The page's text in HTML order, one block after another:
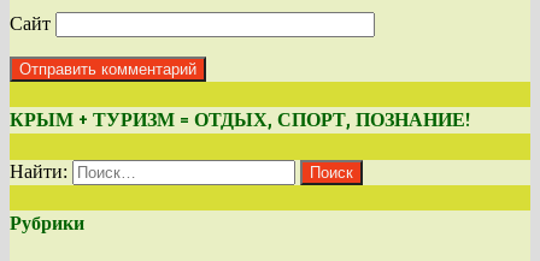
Сайт
КРЫМ + ТУРИЗМ = ОТДЫХ, СПОРТ, ПОЗНАНИЕ!
Найти:
Рубрики